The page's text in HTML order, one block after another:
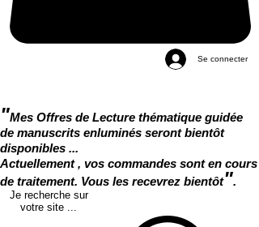
Se connecter
"Mes Offres de Lecture thématique guidée
de manuscrits enluminés seront bientôt
disponibles ...
Actuellement , vos commandes sont en cours
de traitement. Vous les recevrez bientôt".
Je recherche sur
votre site ...